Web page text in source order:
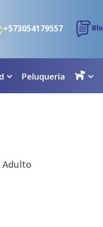
+573054179557
Peluquería
Adulto